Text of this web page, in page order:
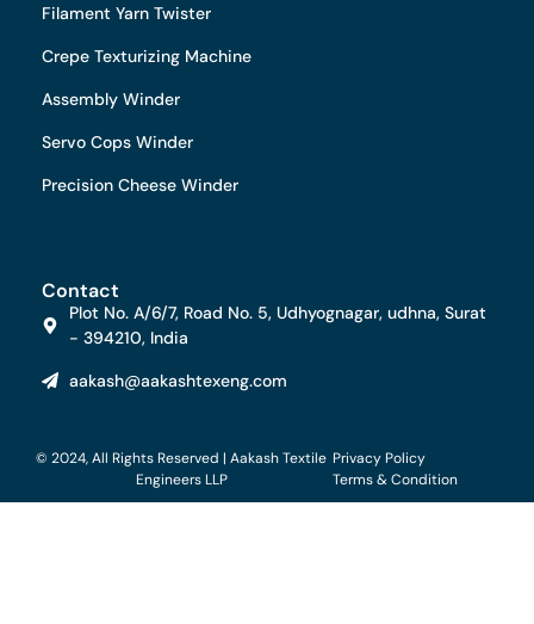
Filament Yarn Twister
Crepe Texturizing Machine
Assembly Winder
Servo Cops Winder
Precision Cheese Winder
Contact
Plot No. A/6/7, Road No. 5, Udhyognagar, udhna, Surat
- 394210, India
aakash@aakashtexeng.com
© 2024, All Rights Reserved | Aakash Textile
Engineers LLP
Privacy Policy
Terms & Condition